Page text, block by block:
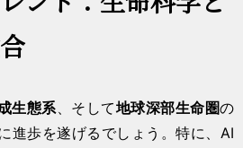
生態系 、そして地球深部生命圏の
進歩を遂げるでしょう。特に、AI